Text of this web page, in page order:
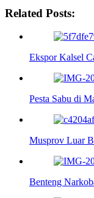
Related Posts:
Ekspor Kalsel
Pesta Sabu di
Musprov Luar
Benteng